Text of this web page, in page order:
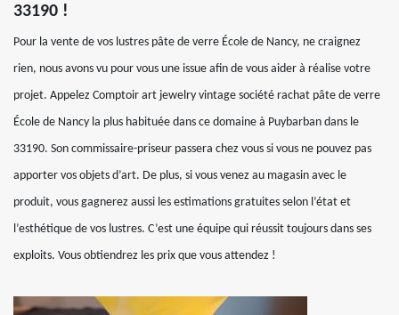
33190 !
Pour la vente de vos lustres pâte de verre École de Nancy, ne craignez
rien, nous avons vu pour vous une issue afin de vous aider à réalise votre
projet. Appelez Comptoir art jewelry vintage société rachat pâte de verre
École de Nancy la plus habituée dans ce domaine à Puybarban dans le
33190. Son commissaire-priseur passera chez vous si vous ne pouvez pas
apporter vos objets d’art. De plus, si vous venez au magasin avec le
produit, vous gagnerez aussi les estimations gratuites selon l’état et
l’esthétique de vos lustres. C’est une équipe qui réussit toujours dans ses
exploits. Vous obtiendrez les prix que vous attendez !